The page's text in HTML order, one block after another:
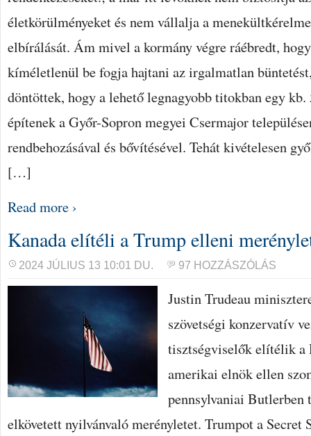
életkörülményeket és nem vállalja a
elbírálását. Ám mivel a kormány végre ráébredt,
kíméletlenül be fogja hajtani az irgalmatlan
döntöttek, hogy a lehető legnagyobb titokban egy
építenek a Győr-Sopron megyei Csermajor
rendbehozásával és bővítésével. Tehát kivételesen
[…]
Read more ›
Kanada elítéli a Trump elleni
2024 JÚLIUS 13 10:01 DU. 97 HOZZÁSZÓLÁS
Justin Trudeau
szövetségi konzervatív
tisztségviselők elítélik a
amerikai elnök ellen
pennsylvaniai Butlerben
elkövetett nyilvánvaló merényletet. Trumpot a Secret